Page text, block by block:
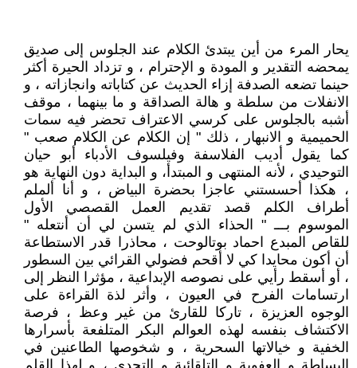
يحار المرء من أين يبتدئ الكلام عند الجلوس إلى صديق
يمحضه التقدير و المودة و الإحترام ، و تزداد الحيرة أكثر
حينما تضعه الصدفة إزاء الحديث عن كتاباته وانجازاته ، و
الانفلات من سلطة و هالة الصداقة و ما بينهما ، موقف
أشبه بالجلوس على كرسي الاعتراف تحضر فيه سمات
الحميمية و الانبهار ، ذلك " إن الكلام عن الكلام صعب "
كما يقول أديب الفلاسفة وفيلسوف الأدباء أبو حيان
التوحيدي ، لأنه المنتهى و المبتدأ، و البداية دون النهاية هو
، هكذا أحسستني عاجزا بحضرة البياض ، و أنا ألملم
أطراف الكلم قصد تقديم العمل القصصي الأول
الموسوم بـــ " الحذاء الذي لم يتسن لي أن أنتعله "
للقاص المبدع احماد بوتالوحت ، محاذرا قدر الاستطاعة
أن أكون محايدا كي لا أقحم فضولي القرائي بين السطور
، أو أسقط رأيي على نصوصه الإبداعية ، مؤثرا النظر إلى
ارتسامات الفرح في العيون ، وأثر لذة القراءة على
الوجوه العزيزة ، تاركا للقارئ من غير وعظ ، فرصة
الاكتشاف بنفسه لهذه العوالم البكر المتلفعة بأسرارها
الخفية و خيالاتها السحرية ، و شخوصها الطاعنين في